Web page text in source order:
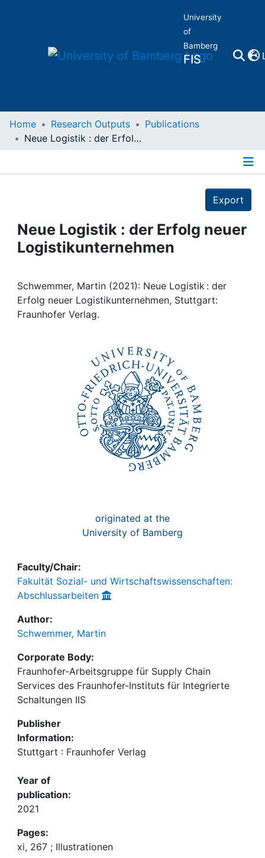
University
of
Bamberg
FIS
Home
Projects
People
Institutions
Awards
Home Research Outputs
Publications
Neue Logistik : der Erfolg neuer Logistikunternehmen
Export
Neue Logistik : der Erfolg neuer
Logistikunternehmen
Schwemmer, Martin (2021): Neue Logistik : der
Erfolg neuer Logistikunternehmen, Stuttgart:
Fraunhofer Verlag.
originated at the
University of Bamberg
Faculty/Chair:
Fakultät Sozial- und Wirtschaftswissenschaften:
Abschlussarbeiten
Author:
Schwemmer, Martin
Corporate Body:
Fraunhofer-Arbeitsgruppe für Supply Chain
Services des Fraunhofer-Instituts für Integrierte
Schaltungen IIS
Publisher
Information:
Stuttgart : Fraunhofer Verlag
Year of
publication:
2021
Pages:
xi, 267 ; Illustrationen